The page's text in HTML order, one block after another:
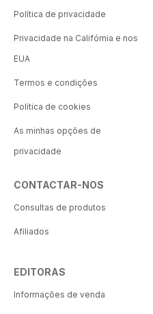
Política de privacidade
Privacidade na Califórnia e nos
EUA
Termos e condições
Política de cookies
As minhas opções de
privacidade
CONTACTAR-NOS
Consultas de produtos
Afiliados
EDITORAS
Informações de venda